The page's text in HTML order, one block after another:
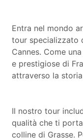
Entra nel mondo
tour specializzato
Cannes. Come
e prestigiose di
attraverso la
Il nostro tour
qualità che ti
colline di Grasse.